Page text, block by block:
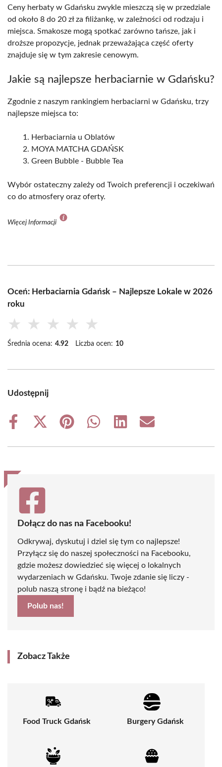
Ceny herbaty w Gdańsku zwykle mieszczą się w przedziale
od około 8 do 20 zł za filiżankę, w zależności od rodzaju i
miejsca. Smakosze mogą spotkać zarówno tańsze, jak i
droższe propozycje, jednak przeważająca część oferty
znajduje się w tym zakresie cenowym.
Jakie są najlepsze herbaciarnie w Gdańsku?
Zgodnie z naszym rankingiem herbaciarni w Gdańsku, trzy
najlepsze miejsca to:
Herbaciarnia u Oblatów
MOYA MATCHA GDAŃSK
Green Bubble - Bubble Tea
Wybór ostateczny zależy od Twoich preferencji i oczekiwań
co do atmosfery oraz oferty.
Więcej Informacji
Oceń: Herbaciarnia Gdańsk – Najlepsze Lokale w 2026
roku
★ ★ ★ ★ ★
Średnia ocena: 4.92 Liczba ocen: 10
Udostępnij
Share
Share
(Twitter)
Share
Share
Share
Share
Dołącz do nas na Facebooku!
Odkrywaj, dyskutuj i dziel się tym co najlepsze!
Przyłącz się do naszej społeczności na Facebooku,
gdzie możesz dowiedzieć się więcej o lokalnych
wydarzeniach w Gdańsku. Twoje zdanie się liczy -
polub naszą stronę i bądź na bieżąco!
Polub nas!
Zobacz Także
Food Truck Gdańsk Burgery Gdańsk